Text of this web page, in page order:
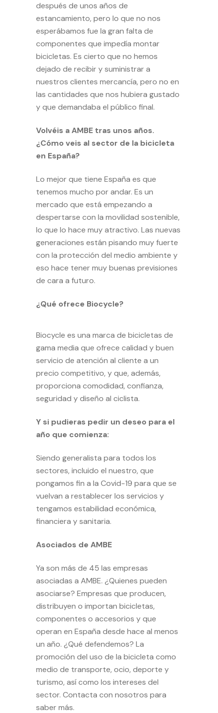
después de unos años de
estancamiento, pero lo que no nos
esperábamos fue la gran falta de
componentes que impedía montar
bicicletas. Es cierto que no hemos
dejado de recibir y suministrar a
nuestros clientes mercancía, pero no en
las cantidades que nos hubiera gustado
y que demandaba el público final.
Volvéis a AMBE tras unos años.
¿Cómo veis al sector de la bicicleta
en España?
Lo mejor que tiene España es que
tenemos mucho por andar. Es un
mercado que está empezando a
despertarse con la movilidad sostenible,
lo que lo hace muy atractivo. Las nuevas
generaciones están pisando muy fuerte
con la protección del medio ambiente y
eso hace tener muy buenas previsiones
de cara a futuro.
¿Qué ofrece Biocycle?
Biocycle es una marca de bicicletas de
gama media que ofrece calidad y buen
servicio de atención al cliente a un
precio competitivo, y que, además,
proporciona comodidad, confianza,
seguridad y diseño al ciclista.
Y si pudieras pedir un deseo para el
año que comienza:
Siendo generalista para todos los
sectores, incluido el nuestro, que
pongamos fin a la Covid-19 para que se
vuelvan a restablecer los servicios y
tengamos estabilidad económica,
financiera y sanitaria.
Asociados de AMBE
Ya son más de 45 las empresas
asociadas a AMBE. ¿Quienes pueden
asociarse? Empresas que producen,
distribuyen o importan bicicletas,
componentes o accesorios y que
operan en España desde hace al menos
un año. ¿Qué defendemos? La
promoción del uso de la bicicleta como
medio de transporte, ocio, deporte y
turismo, así como los intereses del
sector. Contacta con nosotros para
saber más.